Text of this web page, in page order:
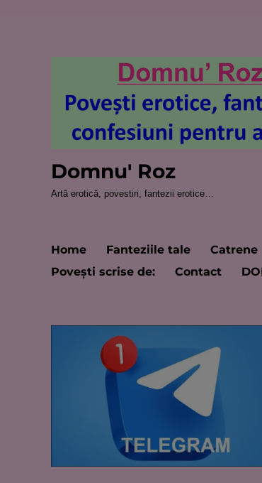
Domnu' Roz
Artă erotică, povestiri, fantezii erotice…
Home Fanteziile tale Catrene
Poveşti scrise de:
Contact